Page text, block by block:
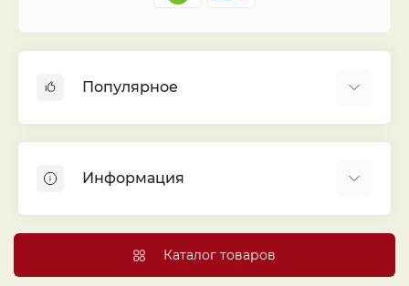
Популярное
Монеты
Банкноты
Листы для монет
Капсулы и холдеры
Информация
Договор публичной оферты
Каталог товаров